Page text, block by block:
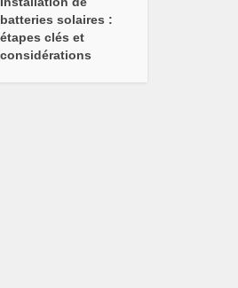
batteries solaires :
étapes clés et
considérations